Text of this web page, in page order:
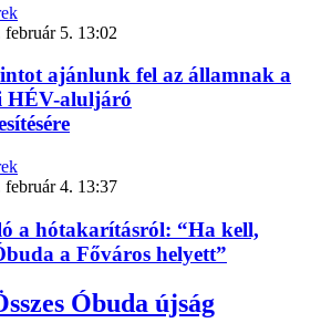
február 5. 13:02
ajánlunk fel az államnak a
HÉV-aluljáró
február 4. 13:37
a hótakarításról: “Ha kell,
a Főváros helyett”
Óbuda újság